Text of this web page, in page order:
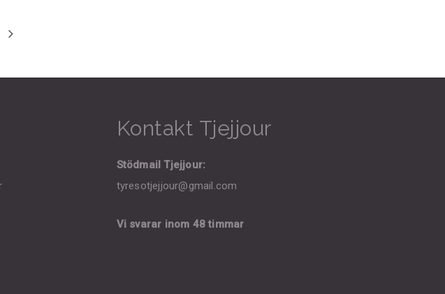
Kontakt Tjejjour
Stödmail Tjejjour:
tyresotjejjour@gmail.com
Vi svarar inom 48 timmar